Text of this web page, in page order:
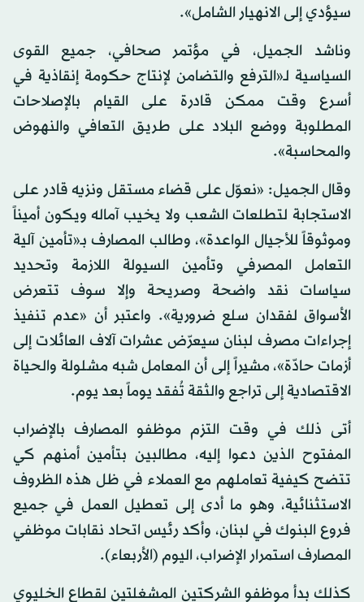
سيؤدي إلى الانهيار الشامل».
وناشد الجميل، في مؤتمر صحافي، جميع القوى
السياسية لـ«الترفع والتضامن لإنتاج حكومة إنقاذية في
أسرع وقت ممكن قادرة على القيام بالإصلاحات
المطلوبة ووضع البلاد على طريق التعافي والنهوض
والمحاسبة».
وقال الجميل: «نعوّل على قضاء مستقل ونزيه قادر على
الاستجابة لتطلعات الشعب ولا يخيب آماله ويكون أميناً
وموثوقاً للأجيال الواعدة»، وطالب المصارف بـ«تأمين آلية
التعامل المصرفي وتأمين السيولة اللازمة وتحديد
سياسات نقد واضحة وصريحة وإلا سوف تتعرض
الأسواق لفقدان سلع ضرورية». واعتبر أن «عدم تنفيذ
إجراءات مصرف لبنان سيعرّض عشرات آلاف العائلات إلى
أزمات حادّة»، مشيراً إلى أن المعامل شبه مشلولة والحياة
الاقتصادية إلى تراجع والثقة تُفقد يوماً بعد يوم.
أتى ذلك في وقت التزم موظفو المصارف بالإضراب
المفتوح الذين دعوا إليه، مطالبين بتأمين أمنهم كي
تتضح كيفية تعاملهم مع العملاء في ظل هذه الظروف
الاستثنائية، وهو ما أدى إلى تعطيل العمل في جميع
فروع البنوك في لبنان، وأكد رئيس اتحاد نقابات موظفي
المصارف استمرار الإضراب، اليوم (الأربعاء).
كذلك بدأ موظفو الشركتين المشغلتين لقطاع الخليوي